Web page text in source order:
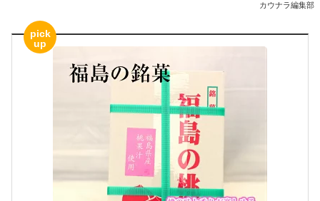
カウナラ編集部
pick
up